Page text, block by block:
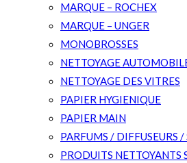
MARQUE – ROCHEX
MARQUE – UNGER
MONOBROSSES
NETTOYAGE
NETTOYAGE DES VITRES
PAPIER HYGIENIQUE
PAPIER MAIN
PARFUMS / DIFFUSEURS
PRODUITS NETTOYANTS